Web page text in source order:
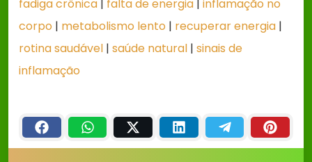
fadiga crônica | falta de energia | inflamação no
corpo | metabolismo lento | recuperar energia |
rotina saudável | saúde natural | sinais de
inflamação